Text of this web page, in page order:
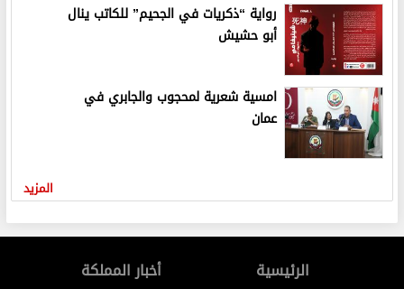
رواية “ذكريات في الجحيم” للكاتب ينال
أبو حشيش
امسية شعرية لمحجوب والجابري في
عمان
المزيد
الرئيسية
أخبار المملكة